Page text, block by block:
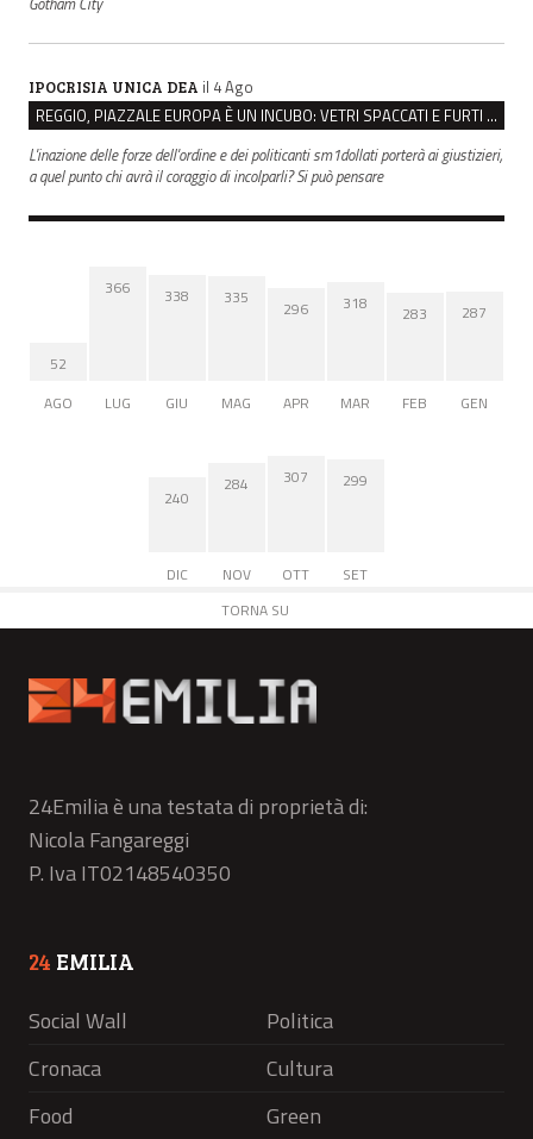
IPOCRISIA UNICA DEA il 4 Ago
REGGIO, PIAZZALE EUROPA È UN INCUBO: VETRI SPACCATI E FURTI SULLE AUTO IN SOSTA
L'inazione delle forze dell'ordine e dei politicanti sm1dollati porterà ai giustizieri,
a quel punto chi avrà il coraggio di incolparli? Si può pensare
52
AGO
366
LUG
338
GIU
335
MAG
296
APR
318
MAR
283
FEB
287
GEN
240
DIC
284
NOV
307
OTT
299
SET
TORNA SU
24Emilia è una testata di proprietà di:
Nicola Fangareggi
P. Iva IT02148540350
24 EMILIA
Social Wall
Politica
Cronaca
Cultura
Food
Green